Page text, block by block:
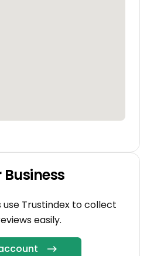
use Trustindex to collect
easily.